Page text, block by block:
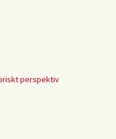
perspektiv